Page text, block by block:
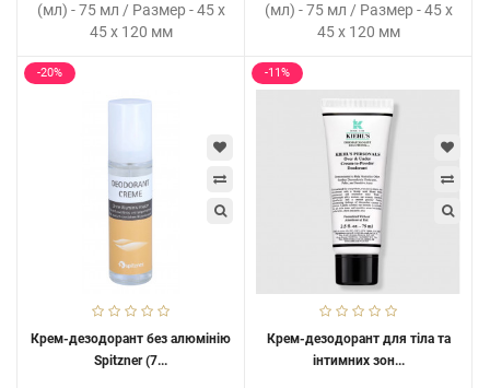
(мл) - 75 мл / Размер - 45 x
45 x 120 мм
(мл) - 75 мл / Размер - 45 x
45 x 120 мм
-20%
Крем-дезодорант без алюмінію
Spitzner (7...
-11%
Крем-дезодорант для тіла та
інтимних зон...